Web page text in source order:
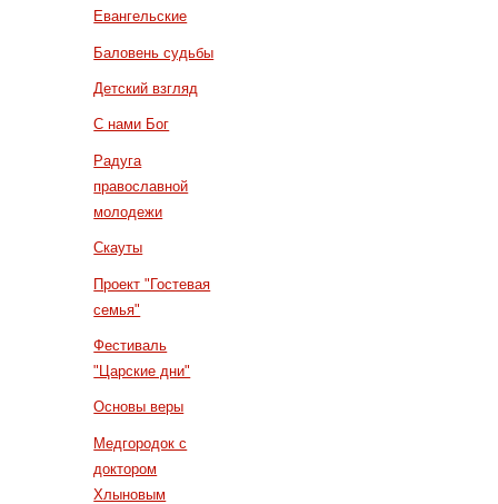
Евангельские
Баловень судьбы
Детский взгляд
С нами Бог
Радуга
православной
молодежи
Скауты
Проект "Гостевая
семья"
Фестиваль
"Царские дни"
Основы веры
Медгородок с
доктором
Хлыновым